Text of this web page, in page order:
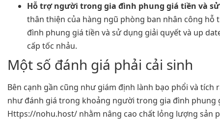
Hỗ trợ người trong gia đình phung giá tiền và
thân thiện của hàng ngũ phòng ban nhân công
đình phung giá tiền và sử dụng giải quyết và up
cấp tốc nhảu.
Một số đánh giá phải cải sinh
Bên cạnh gần cũng như giám định lành bạo phổi và tích
như đánh giá trong khoảng người trong gia đình phung
Https://nohu.host/ nhằm nâng cao chất lỏng lượng sản